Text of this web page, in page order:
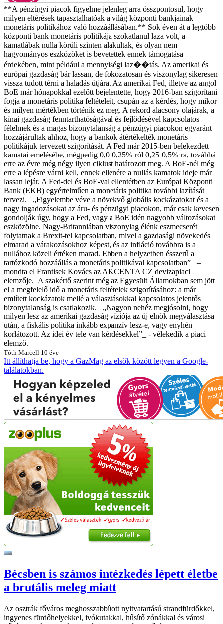
**A pénzügyi piacok figyelme jelenleg arra összpontosul, hogy
milyen eltérések tapasztalhatóak a világ központi bankjainak
monetáris politikához való hozzáállásában.** Sok éven át a legtöbb
központi bank monetáris politikája szokatlanul laza volt, a
kamatlábak nulla körüli szinten alakultak, és olyan nem
hagyományos eszközöket is bevetettek ennek támogatása
érdekében, mint például a mennyiségi laz��tás. Az amerikai és
európai gazdaság bár lassan, de fokozatosan és viszonylag sikeresen
vissza tudott térni a haladás útjára. Az amerikai Fed, illetve az angol
BoE már hónapokkal ezelőtt bejelentette, hogy 2016-ban szigorítani
fogja a monetáris politika feltételeit, csupán az a kérdés, hogy mikor
és milyen mértékben történik ez meg. A rekord alacsony olajárak, a
kínai gazdaság fenntarthatóságával és fejlődésével kapcsolatos
félelmek és a magas bizonytalanság a pénzügyi piacokon egyaránt
hozzájárultak ahhoz, hogy a bankok átértékelték monetáris
politikájuk tervezett szigorítását. A Fed már 2015-ben belekezdett
kamatai emelésébe, mégpedig 0,0-0,25%-ról 0,25-0,5%-ra, továbbá
erre az évre még négy ilyen ciklust határozott meg. A BoE-nél még
erre a lépésre várni kell, ennek ellenére a nullás kamatok ideje már
lassan lejár. A Fed-del és BoE-val ellentétben az Európai Központi
Bank (EKB) egyértelműen a monetáris politika további lazítását
tervezi. _„Figyelembe véve a növekvő globális kockázatokat és a
nagy ingadozásokat az áru- és pénzügyi piacokon, már csak kevesen
gondolják úgy, hogy a Fed, vagy a BoE idén nagyobb változásokat
eszközölne. Nagy-Britanniában viszonylag élénk eszmecserét
folytatnak a Brexit-tel kapcsolatban, mivel a gazdasági növekedés
elmarad a várakozásokhoz képest, és az infláció továbbra is a
nullához közeli értéken marad. Ebben a helyzetben ésszerű a
tartózkodó hozzáállás a monetáris politikával kapcsolatban”_ –
mondta el Frantisek Kovács az AKCENTA CZ devizapiaci
elemzője. A szakértő szerint még az Egyesült Államokban sem jött
el a megfelelő idő a monetáris feltételek szigorításához: a már
említett kockázatok mellé a választásokkal kapcsolatos jelentős
bizonytalanság is csatlakozik. _„Nagyon nehéz megjósolni, hogy
milyen lesz az amerikai gazdaság víziója az új elnök megválasztása
után, a fiskális politika inkább expanzív lesz-e, vagy enyhén
korlátozott. Az idei év tele van kérdésekkel”_ - vélekedik a piaci
elemző.
Tóth Marcell 10 éve
Itt állíthatja be, hogy a GazMag az elsők között legyen a Google-
találatokban.
Bécsben is számos intézkedés lépett életbe
a brutális meleg miatt
Az osztrák főváros meghosszabbított nyitvatartású strandfürdőkkel,
ingyenes fürdőhelyekkel, ivókutakkal, hűsítő zónákkal és városi